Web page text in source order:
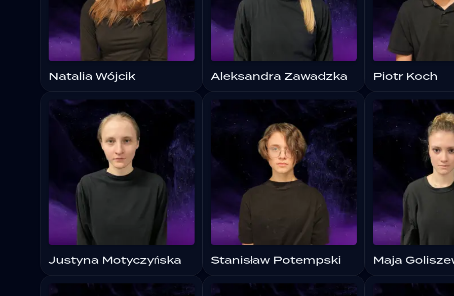
Natalia Wójcik Aleksandra Zawadzka Piotr Koch
Justyna Motyczyńska Stanisław Potempski Maja